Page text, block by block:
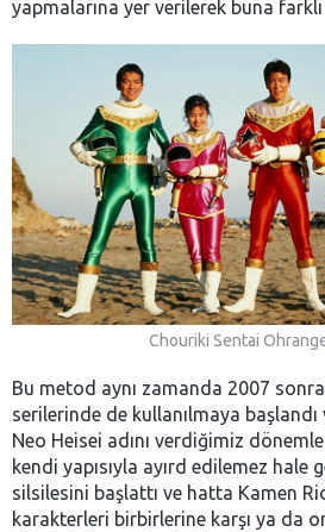
yapmalarına yer verilerek buna
Chouriki Sentai
Bu metod aynı zamanda 2007
serilerinde de kullanılmaya
Neo Heisei adını verdiğimiz
kendi yapısıyla ayırd edilemez hale
silsilesini başlattı ve hatta Kamen
karakterleri birbirlerine karşı ya da